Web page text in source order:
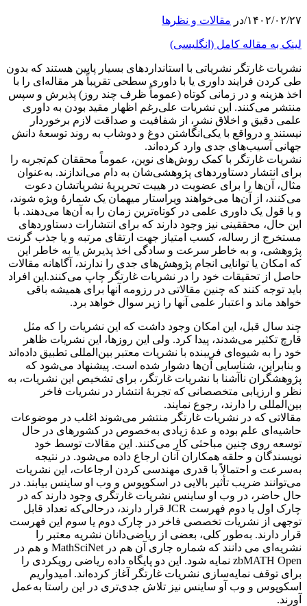
۱۴۰۲/۰۲/۲۷/در مقالات و نظرها
لینک به مقاله کامل (انگلیسی)
نشریات غارتگر نشریاتی با استانداردهای بسیار پایین هستند که بدون
طی کردن فرایند داوری یا با داوری سطحی تقریباً هر مقاله‌ای را با
اخذ هزینه و در زمانی کوتاه (عموماً ظرف چند روز) پذیرش و سپس
منتشر می‌کنند. این نشریات علی‌رغم اظهار مقید بودن به داوری
علمی دقیق و اخلاق نشر، از شفافیت و صداقت لازم برخوردار
نیستند و در‌واقع با یکی‌انگاشتن دوغ و دوشاب به روند توسعۀ دانش
جهانی آسیب‌های جدی وارد کرده‌اند.
نشریات غارتگر با کمک روش‌های نوین، عموماً محققان کم‌تجربه را
برای انتشار دستاوردهای پژوهشی‌شان به دام می‌اندازند. به‌عنوان
مثال، آن‌ها را برای عضویت در هییت تحریریۀ نشریاتشان دعوت
می‌کنند، از آن‌ها می‌خواهند ویراستار میهمان یک شمارۀ ویژه شوند،
و یا قول یک داوری علمی در کوتاه‌ترین زمان را به آن‌ها می‌دهند. با
این حال، محققینی نیز وجود دارند که برای انتشارات دستاوردهای
مستخرج از رساله، کسب امتیاز جهت ارتقای مرتبه و یا جذب گرنت
پژوهشی، و به خاطر سرعت و سادگی اخذ پذیرش یا به خاطر این
که امکان یا توانایی انجام پژوهش‌های جدی را ندارند، آگاهانه مقالات
حاصل از تحقیقات خود را در نشریات غارتگر چاپ می‌کنند.این افراد
باید توجه کنند که چنین مقالاتی در رزومه آنها برای همیشه باقی
خواهد ماند و اعتبار علمی آنها را زیر سوال خواهد برد.
چند سال قبل، این امکان وجود داشت که این نشریات را که مثل
قارچ تکثیر می‌شدند، پیدا کرد. ولی این روزها، این نشریات ظاهر
خود را به شیوه‌ای فریبنده با نشریات معتبر بین‌المللی تطبیق داده‌اند
و بنابراین، شناسایی‌ آن‌ها دشوار شده است. پیشنهاد می‌شود که
پژوهشگران ناآشنا با نشریات غارتگر، برای تشخیص این نشریات، به
نظر و ارزیابی متخصصانی‌ که تجربۀ انتشار در نشریات فاخر
بین‌المللی را دارند، رجوع نمایند.
مقالاتی که در نشریات غارتگر منتشر می‌شوند اغلب در موضوعات
حاشیه‌ای علم بوده و عدۀ زیادی به‌خصوص در کشورهای در حال
توسعه روی چنین مباحثی کار می‌کنند. این مقالات توسط خود
نویسندگان و حلقه همکاران آنان ارجاع داده می‌شود. در نتیجه
به‌سرعت و احتمالاً با قدری مهندسی کردن ارجاعات، این نشریات
می‌توانند ضریب تأثیر بالایی در اسکوپوس و وب او ساینس بیابند. در
حال حاضر، در وب او ساینس نشریات غارتگری وجود دارند که در
چارک اول یا دوم فهرست JCR قرار دارند، درحالی‌که تعداد قابل
توجهی از نشریات تخصصی فاخر در چارک دوم یا سوم این فهرست
قرار دارند. به‌طور کلی، بعضی از ریاضی‌دانان نشریه معتبر را
نشریه‌ای می دانند که شماره‌ جاری آن هم در MathSciNet و هم در
zbMATH Open نمایه شود. این دو پایگاه داده ریاضی رویکردی را
برای توقف نمایه‌سازی نشریات غارتگر آغاز کرده‌اند. امیدواریم
اسکوپوس و وب آو ساینس نیز تلاش جدی‌تری در این راستا به‌عمل
آورند.